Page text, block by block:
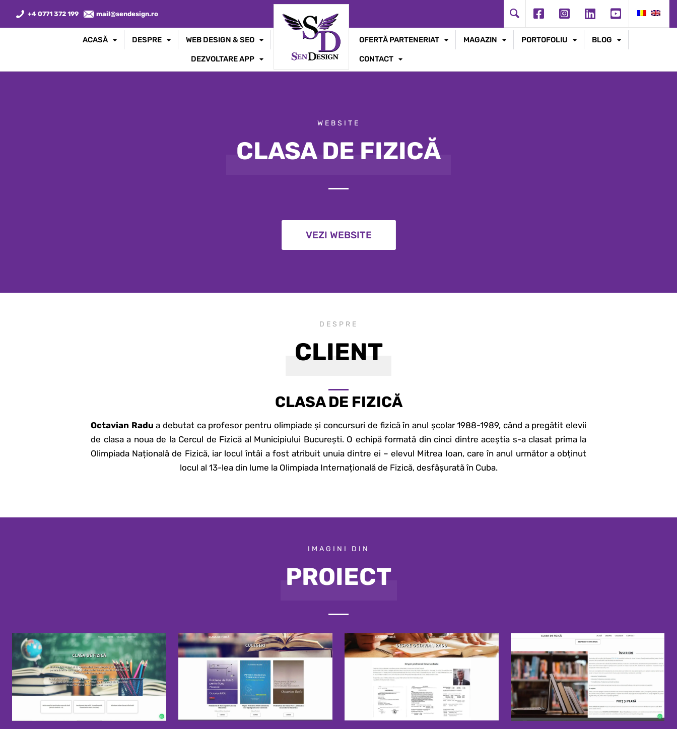
+4 0771 372 199 mail@sendesign.ro
ACASĂ DESPRE WEB DESIGN & SEO
DEZVOLTARE APP
OFERTĂ PARTENERIAT MAGAZIN PORTOFOLIU BLOG
CONTACT
WEBSITE
CLASA DE FIZICĂ
VEZI WEBSITE
DESPRE
CLIENT
CLASA DE FIZICĂ
Octavian Radu a debutat ca profesor pentru olimpiade și concursuri de fizică în anul școlar 1988-1989, când a pregătit elevii
de clasa a noua de la Cercul de Fizică al Municipiului București. O echipă formată din cinci dintre aceștia s-a clasat prima la
Olimpiada Națională de Fizică, iar locul întâi a fost atribuit unuia dintre ei – elevul Mitrea Ioan, care în anul următor a obținut
locul al 13-lea din lume la Olimpiada Internațională de Fizică, desfășurată în Cuba.
IMAGINI DIN
PROIECT